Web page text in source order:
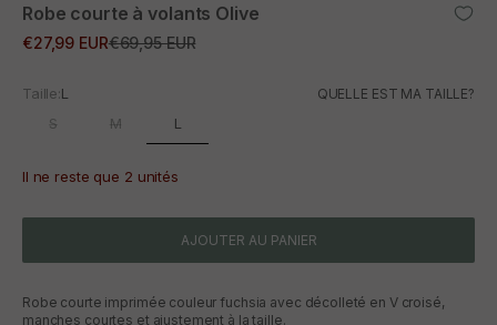
Robe courte à volants Olive
Prix promotionnel
€27,99 EURPrix normal
€69,95 EUR
Taille:L QUELLE EST MA TAILLE?
S M L
Il ne reste que 2 unités
AJOUTER AU PANIER
Robe courte imprimée couleur fuchsia avec décolleté en V croisé,
manches courtes et ajustement à la taille.